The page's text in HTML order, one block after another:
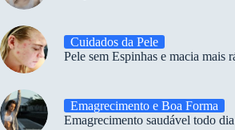
Cuidados da Pele
Pele sem Espinhas e macia mais
Emagrecimento e Boa Forma
Emagrecimento saudável todo